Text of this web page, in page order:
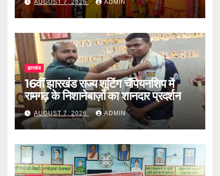
AUGUST 7, 2026 ADMIN
झारखंड
16वीं झारखंड राज्य शूटिंग चैंपियनशिप में
रामगढ़ के निशानेबाज़ों का शानदार प्रदर्शन
AUGUST 7, 2026 ADMIN